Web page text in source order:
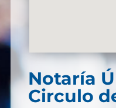
Notaría
Circulo